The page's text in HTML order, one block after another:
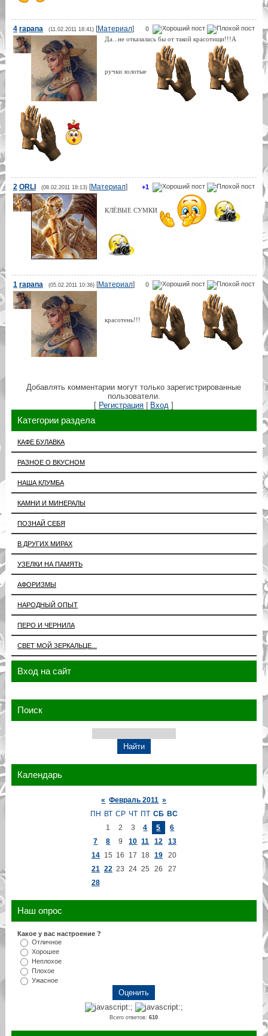
0
4 rapana (11.02.2011 18:41)[Материал]
Да...не отказалась бы от такой красотищи!!!А
ручки золотые
+1
2 ORLI (08.02.2011 18:13)[Материал]
КЛЁВЫЕ СУМКИ
0
1 rapana (05.02.2011 10:36)[Материал]
красотень!!!
Добавлять комментарии могут только зарегистрированные
пользователи.
[ Регистрация | Вход ]
Категории раздела
КАФЕ БУЛАВКА
РАЗНОЕ О ВКУСНОМ
НАША КЛУМБА
КАМНИ И МИНЕРАЛЫ
ПОЗНАЙ СЕБЯ
В ДРУГИХ МИРАХ
УЗЕЛКИ НА ПАМЯТЬ
АФОРИЗМЫ
НАРОДНЫЙ ОПЫТ
ПЕРО И ЧЕРНИЛА
СВЕТ МОЙ ЗЕРКАЛЬЦЕ...
Вход на сайт
Поиск
Календарь
« Февраль 2011 »
ПН ВТ СР ЧТ ПТ СБ ВС
1
2 3 4 5
6
7
8 9 10 11 12
13
14 15 16 17 18 19
20
21 22 23 24 25 26
27
28
Наш опрос
Какое у вас настроение ?
Отличное
Хорошее
Неплохое
Плохое
Ужасное
Всего ответов:610